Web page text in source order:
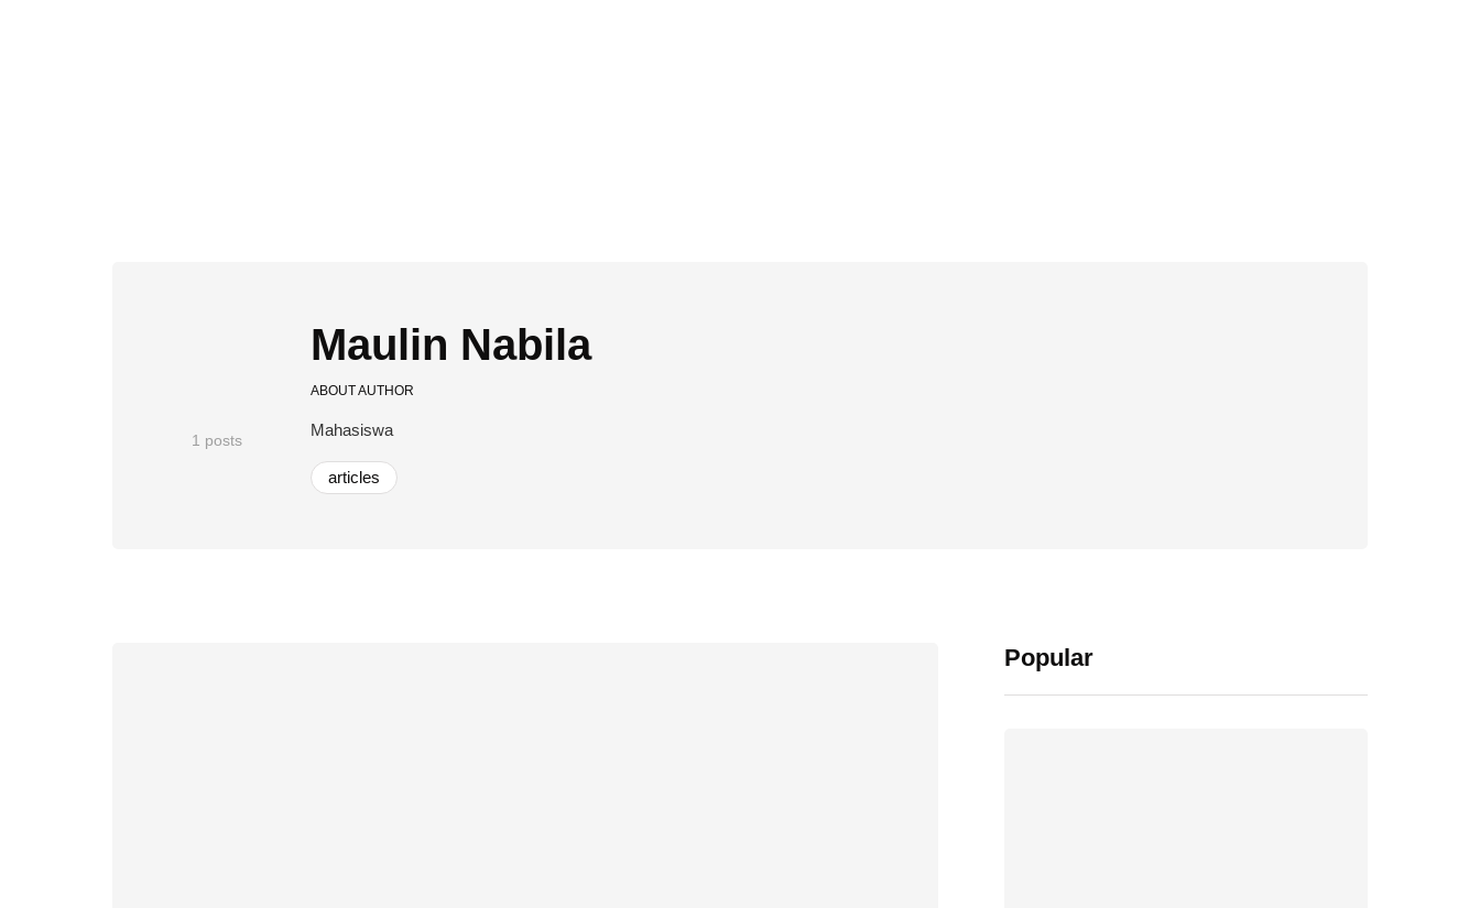
1 posts
Maulin Nabila
ABOUT AUTHOR
Mahasiswa
articles
Popular